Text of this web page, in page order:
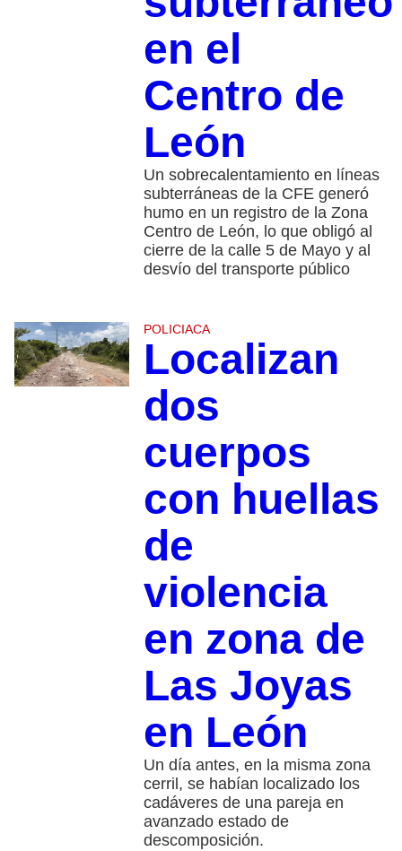
en el
Centro de
León
Un sobrecalentamiento en líneas
subterráneas de la CFE generó
humo en un registro de la Zona
Centro de León, lo que obligó al
cierre de la calle 5 de Mayo y al
desvío del transporte público
POLICIACA
Localizan
dos
cuerpos
con huellas
de
violencia
en zona de
Las Joyas
en León
Un día antes, en la misma zona
cerril, se habían localizado los
cadáveres de una pareja en
avanzado estado de
descomposición.